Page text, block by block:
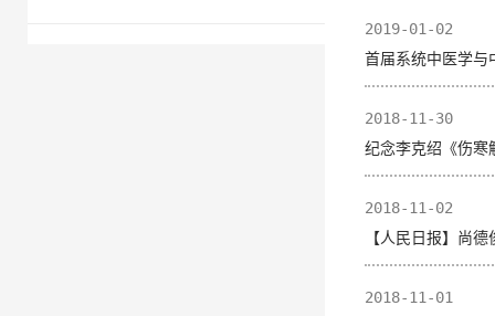
2019-01-02
首届系统中医学与
2018-11-30
纪念李克绍《伤寒
2018-11-02
【人民日报】尚
2018-11-01